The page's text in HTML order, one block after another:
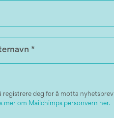
registrere deg for å motta nyhetsbrev
mer om Mailchimps personvern her.